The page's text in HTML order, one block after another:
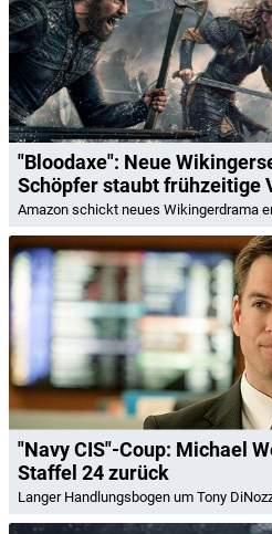
"Bloodaxe": Neue
Schöpfer staubt frühzeitige
Amazon schickt neues Wikingerdrama
"Navy CIS"-Coup: Michael
Staffel 24 zurück
Langer Handlungsbogen um Tony